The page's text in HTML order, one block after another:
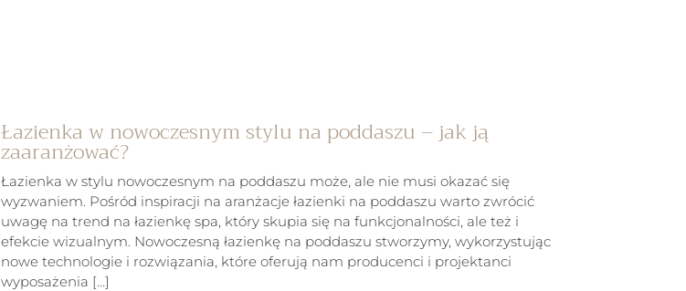
Łazienka w nowoczesnym stylu na poddaszu – jak ją
zaaranżować?
Łazienka w stylu nowoczesnym na poddaszu może, ale nie musi okazać się
wyzwaniem. Pośród inspiracji na aranżacje łazienki na poddaszu warto zwrócić
uwagę na trend na łazienkę spa, który skupia się na funkcjonalności, ale też i
efekcie wizualnym. Nowoczesną łazienkę na poddaszu stworzymy, wykorzystując
nowe technologie i rozwiązania, które oferują nam producenci i projektanci
wyposażenia […]